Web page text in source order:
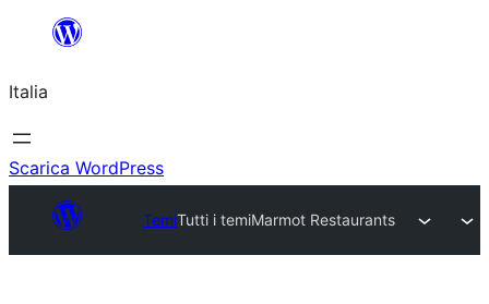
contenuto
Italia
Scarica WordPress
TemiTutti i temiMarmot Restaurants